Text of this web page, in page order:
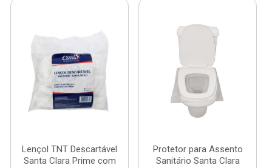
Lençol TNT Descartável
Santa Clara Prime com
Protetor para Assento
Sanitário Santa Clara